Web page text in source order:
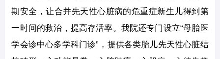
期安全，让合并先天性心脏病的危重症新生儿得到第
一时间的救治，提高存活率。我院还专门设立“母胎医
学会诊中心多学科门诊”，提供各类胎儿先天性心脏结